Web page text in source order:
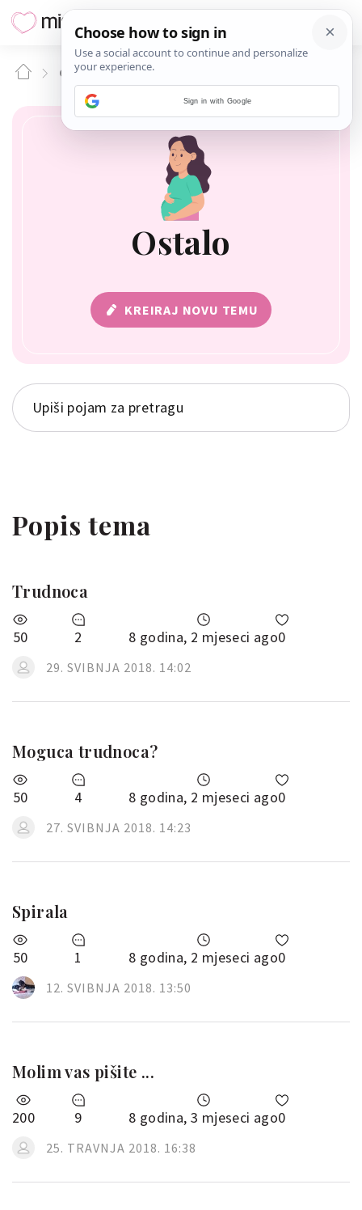
OSTALO
Ostalo
KREIRAJ NOVU TEMU
Popis tema
Trudnoca
50 2 8 godina, 2 mjeseci ago0
29. SVIBNJA 2018. 14:02
Moguca trudnoca?
50 4 8 godina, 2 mjeseci ago0
27. SVIBNJA 2018. 14:23
Spirala
50 1 8 godina, 2 mjeseci ago0
12. SVIBNJA 2018. 13:50
Molim vas pišite ...
200 9 8 godina, 3 mjeseci ago0
25. TRAVNJA 2018. 16:38
Sign in with Google